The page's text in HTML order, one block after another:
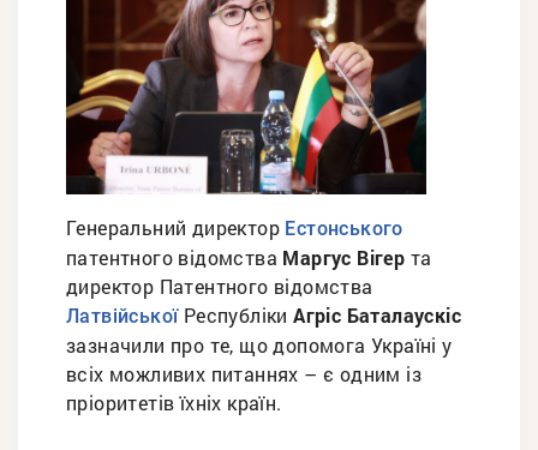
Генеральний директор Естонського
патентного відомства Маргус Вігер та
директор Патентного відомства
ЛатвійськоїРеспублікиАгріс Баталаускіс
зазначили про те, що допомога Україні у
всіх можливих питаннях – є одним із
пріоритетів їхніх країн.